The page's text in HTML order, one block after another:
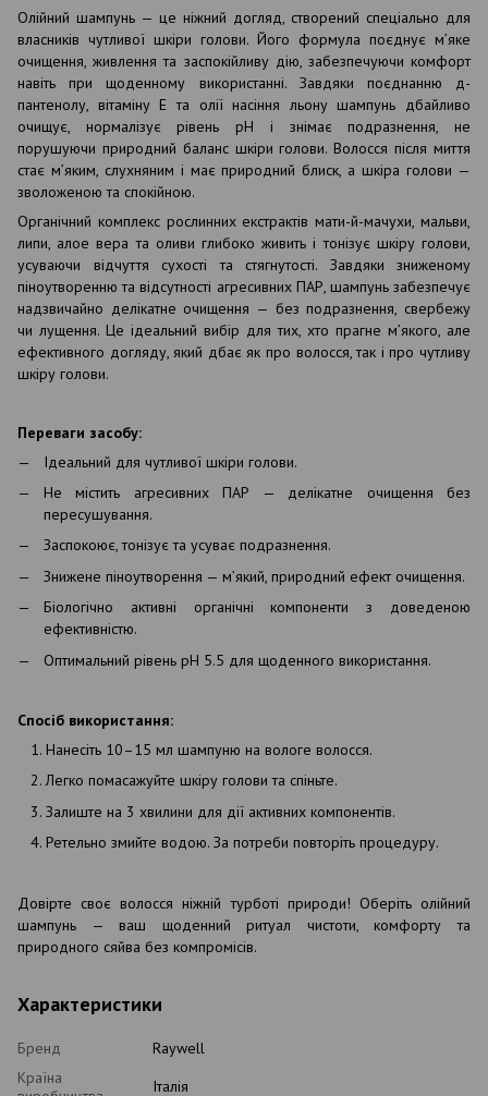
Олійний шампунь — це ніжний догляд, створений спеціально для
власників чутливої шкіри голови. Його формула поєднує м’яке
очищення, живлення та заспокійливу дію, забезпечуючи комфорт
навіть при щоденному використанні. Завдяки поєднанню д-
пантенолу, вітаміну Е та олії насіння льону шампунь дбайливо
очищує, нормалізує рівень рН і знімає подразнення, не
порушуючи природний баланс шкіри голови. Волосся після миття
стає м’яким, слухняним і має природний блиск, а шкіра голови —
зволоженою та спокійною.
Органічний комплекс рослинних екстрактів мати-й-мачухи, мальви,
липи, алое вера та оливи глибоко живить і тонізує шкіру голови,
усуваючи відчуття сухості та стягнутості. Завдяки зниженому
піноутворенню та відсутності агресивних ПАР, шампунь забезпечує
надзвичайно делікатне очищення — без подразнення, свербежу
чи лущення. Це ідеальний вибір для тих, хто прагне м’якого, але
ефективного догляду, який дбає як про волосся, так і про чутливу
шкіру голови.
Переваги засобу:
Ідеальний для чутливої шкіри голови.
Не містить агресивних ПАР — делікатне очищення без
пересушування.
Заспокоює, тонізує та усуває подразнення.
Знижене піноутворення — м’який, природний ефект очищення.
Біологічно активні органічні компоненти з доведеною
ефективністю.
Оптимальний рівень pH 5.5 для щоденного використання.
Спосіб використання:
Нанесіть 10–15 мл шампуню на вологе волосся.
Легко помасажуйте шкіру голови та спіньте.
Залиште на 3 хвилини для дії активних компонентів.
Ретельно змийте водою. За потреби повторіть процедуру.
Довірте своє волосся ніжній турботі природи! Оберіть олійний
шампунь — ваш щоденний ритуал чистоти, комфорту та
природного сяйва без компромісів.
Характеристики
Бренд
Raywell
Країна
Італія